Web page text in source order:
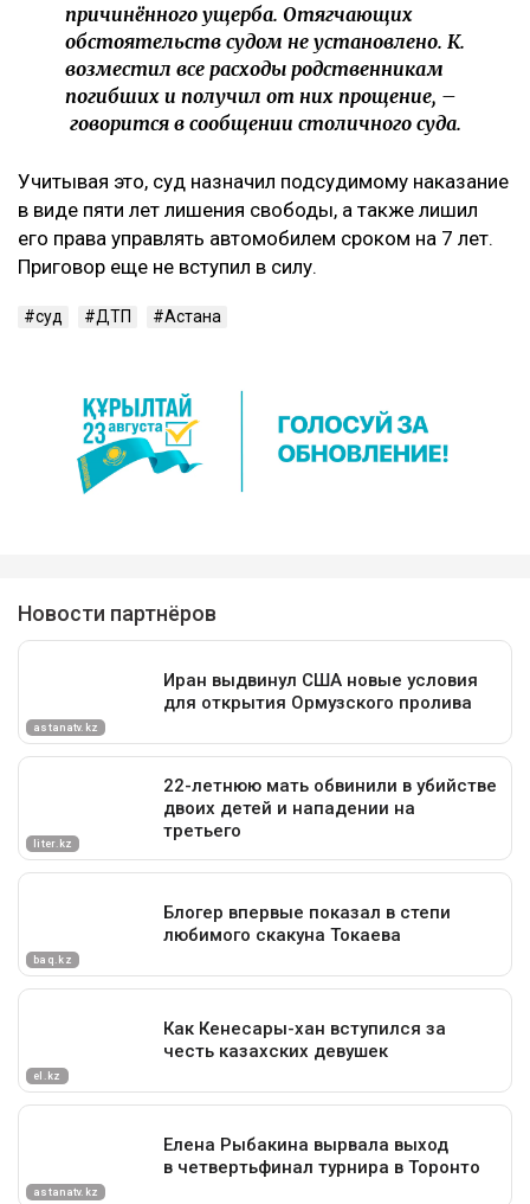
причинённого ущерба. Отягчающих
обстоятельств судом не установлено. К.
возместил все расходы родственникам
погибших и получил от них прощение, –
говорится в сообщении столичного суда.
Учитывая это, суд назначил подсудимому наказание
в виде пяти лет лишения свободы, а также лишил
его права управлять автомобилем сроком на 7 лет.
Приговор еще не вступил в силу.
суд ДТП Астана